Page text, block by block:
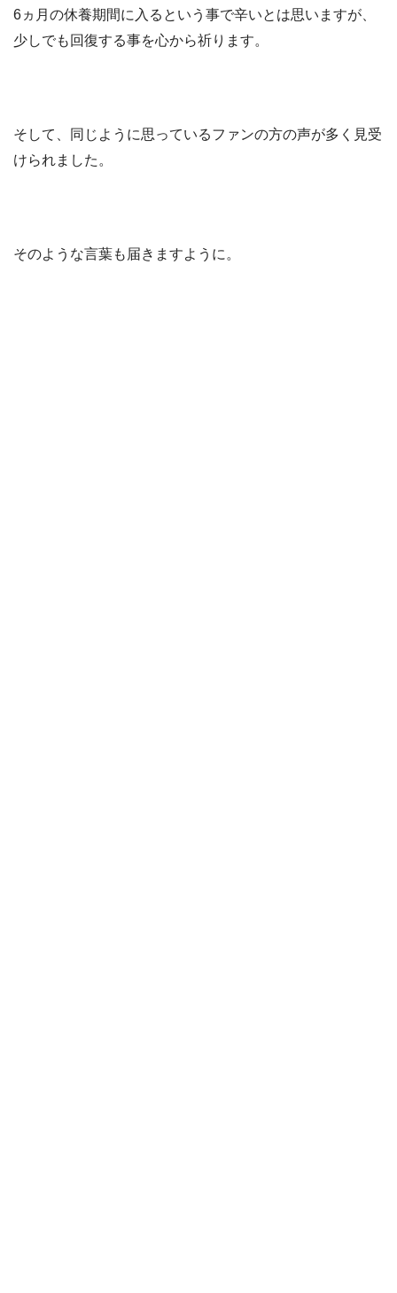
6ヵ月の休養期間に入るという事で辛いとは思いますが、
少しでも回復する事を心から祈ります。
そして、同じように思っているファンの方の声が多く見受
けられました。
そのような言葉も届きますように。